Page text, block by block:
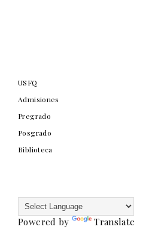
USFQ
Admisiones
Pregrado
Posgrado
Biblioteca
Powered by Translate